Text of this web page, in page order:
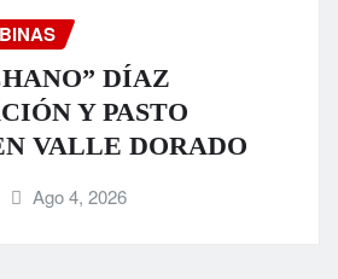
DÍAZ
Y PASTO
VALLE DORADO
Ago 4, 2026